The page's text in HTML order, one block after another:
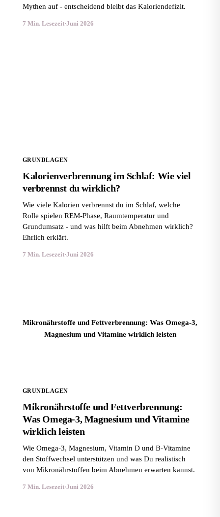
Mythen auf - entscheidend bleibt das Kaloriendefizit.
7 Min. Lesezeit·Juni 2026
GRUNDLAGEN
Kalorienverbrennung im Schlaf: Wie viel
verbrennst du wirklich?
Wie viele Kalorien verbrennst du im Schlaf, welche
Rolle spielen REM-Phase, Raumtemperatur und
Grundumsatz - und was hilft beim Abnehmen wirklich?
Ehrlich erklärt.
7 Min. Lesezeit·Juni 2026
Mikronährstoffe und Fettverbrennung: Was Omega-3,
Magnesium und Vitamine wirklich leisten
GRUNDLAGEN
Mikronährstoffe und Fettverbrennung:
Was Omega-3, Magnesium und Vitamine
wirklich leisten
Wie Omega-3, Magnesium, Vitamin D und B-Vitamine
den Stoffwechsel unterstützen und was Du realistisch
von Mikronährstoffen beim Abnehmen erwarten kannst.
7 Min. Lesezeit·Juni 2026